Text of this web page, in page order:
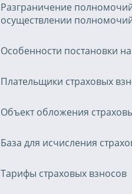
Разграничение
осуществлении
Особенности постановки
Плательщики страховых
Объект обложения
База для исчисления
Тарифы страховых взносов